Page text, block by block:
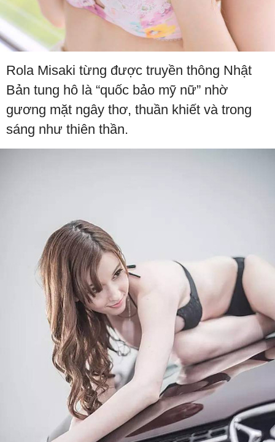
Rola Misaki từng được truyền thông Nhật
Bản tung hô là “quốc bảo mỹ nữ” nhờ
gương mặt ngây thơ, thuần khiết và trong
sáng như thiên thần.